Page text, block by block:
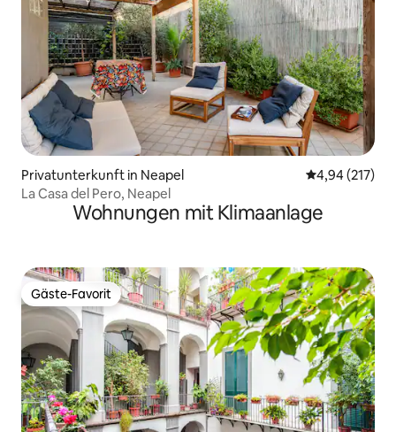
Privatunterkunft in Neapel
4,94 (217)
La Casa del Pero, Neapel
Wohnungen mit Klimaanlage
Gäste-Favorit
Gäste-Favorit